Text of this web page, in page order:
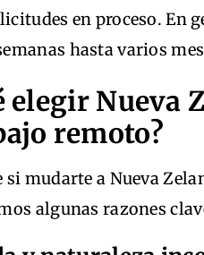
en proceso. En
hasta varios
elegir Nueva
remoto?
si mudarte a Nueva
algunas razones